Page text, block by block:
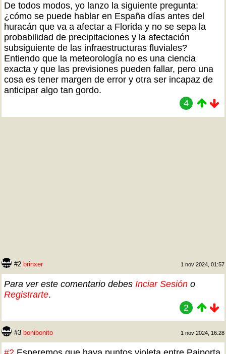
De todos modos, yo lanzo la siguiente pregunta:
¿cómo se puede hablar en España días antes del
huracán que va a afectar a Florida y no se sepa la
probabilidad de precipitaciones y la afectación
subsiguiente de las infraestructuras fluviales?
Entiendo que la meteorología no es una ciencia
exacta y que las previsiones pueden fallar, pero una
cosa es tener margen de error y otra ser incapaz de
anticipar algo tan gordo.
4
#2 brinxer 1 nov 2024, 01:57
Para ver este comentario debes Inciar Sesión o
Registrarte.
2
#3 bonibonito 1 nov 2024, 16:28